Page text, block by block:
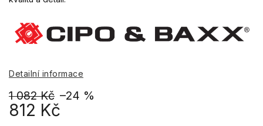
1 082 Kč –24 %
812 Kč
Detailní informace